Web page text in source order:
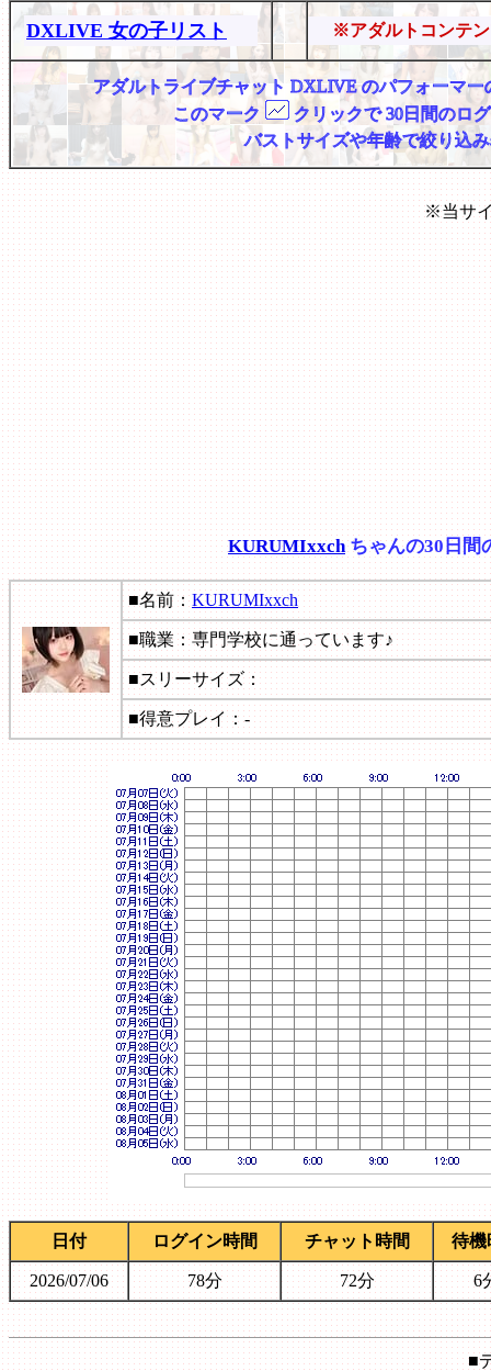
DXLIVE 女の子リスト ※アダルトコンテ
アダルトライブチャット DXLIVE のパフォーマ
このマーク
クリックで 30日間のロ
バストサイズや年齢で絞り込
※当サ
KURUMIxxchちゃんの30日間
■名前：KURUMIxxch
■職業：専門学校に通っています♪
■スリーサイズ：
■得意プレイ：-
日付 ログイン時間 チャット時間 待機
2026/07/06 78分 72分 6
■